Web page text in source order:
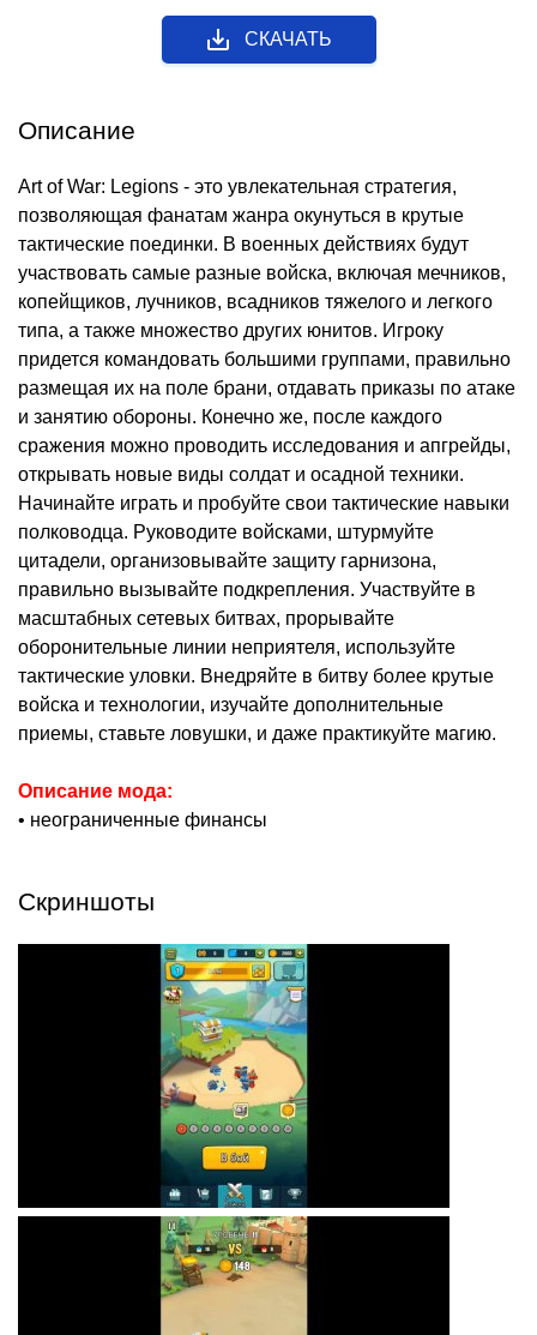
СКАЧАТЬ
Описание
Art of War: Legions - это увлекательная стратегия,
позволяющая фанатам жанра окунуться в крутые
тактические поединки. В военных действиях будут
участвовать самые разные войска, включая мечников,
копейщиков, лучников, всадников тяжелого и легкого
типа, а также множество других юнитов. Игроку
придется командовать большими группами, правильно
размещая их на поле брани, отдавать приказы по атаке
и занятию обороны. Конечно же, после каждого
сражения можно проводить исследования и апгрейды,
открывать новые виды солдат и осадной техники.
Начинайте играть и пробуйте свои тактические навыки
полководца. Руководите войсками, штурмуйте
цитадели, организовывайте защиту гарнизона,
правильно вызывайте подкрепления. Участвуйте в
масштабных сетевых битвах, прорывайте
оборонительные линии неприятеля, используйте
тактические уловки. Внедряйте в битву более крутые
войска и технологии, изучайте дополнительные
приемы, ставьте ловушки, и даже практикуйте магию.
Описание мода:
• неограниченные финансы
Скриншоты